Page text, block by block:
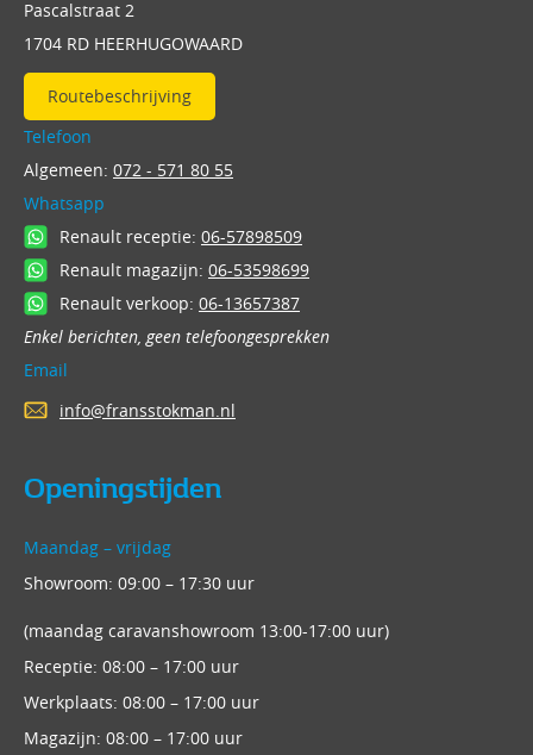
Pascalstraat 2
1704 RD HEERHUGOWAARD
Routebeschrijving
Telefoon
Algemeen: 072 - 571 80 55
Whatsapp
Renault receptie: 06-57898509
Renault magazijn: 06-53598699
Renault verkoop: 06-13657387
Enkel berichten, geen telefoongesprekken
Email
info@fransstokman.nl
Openingstijden
Maandag – vrijdag
Showroom: 09:00 – 17:30 uur
(maandag caravanshowroom 13:00-17:00 uur)
Receptie: 08:00 – 17:00 uur
Werkplaats: 08:00 – 17:00 uur
Magazijn: 08:00 – 17:00 uur